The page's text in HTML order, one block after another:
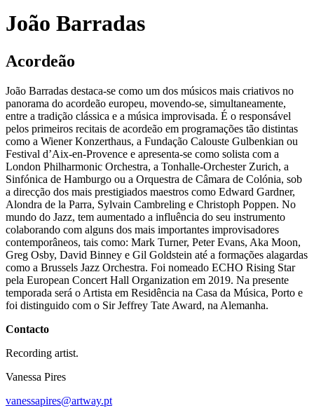
João Barradas
Acordeão
João Barradas destaca-se como um dos músicos mais criativos no
panorama do acordeão europeu, movendo-se, simultaneamente,
entre a tradição clássica e a música improvisada. É o responsável
pelos primeiros recitais de acordeão em programações tão distintas
como a Wiener Konzerthaus, a Fundação Calouste Gulbenkian ou
Festival d’Aix-en-Provence e apresenta-se como solista com a
London Philharmonic Orchestra, a Tonhalle-Orchester Zurich, a
Sinfónica de Hamburgo ou a Orquestra de Câmara de Colónia, sob
a direcção dos mais prestigiados maestros como Edward Gardner,
Alondra de la Parra, Sylvain Cambreling e Christoph Poppen. No
mundo do Jazz, tem aumentado a influência do seu instrumento
colaborando com alguns dos mais importantes improvisadores
contemporâneos, tais como: Mark Turner, Peter Evans, Aka Moon,
Greg Osby, David Binney e Gil Goldstein até a formações alagardas
como a Brussels Jazz Orchestra. Foi nomeado ECHO Rising Star
pela European Concert Hall Organization em 2019. Na presente
temporada será o Artista em Residência na Casa da Música, Porto e
foi distinguido com o Sir Jeffrey Tate Award, na Alemanha.
Contacto
Recording artist.
Vanessa Pires
vanessapires@artway.pt